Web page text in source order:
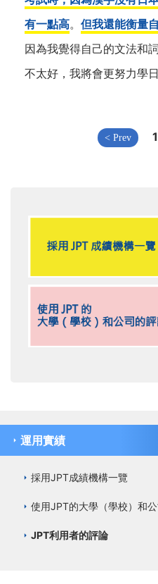
有一點高。 但我還能衡量
因為我覺得自己的文法和
不太好，我將會更努力學日
< Prev 1
運用實績
採用JPT成績機構一覽
使用JPT的大學（學校）和
JPT利用者的評論